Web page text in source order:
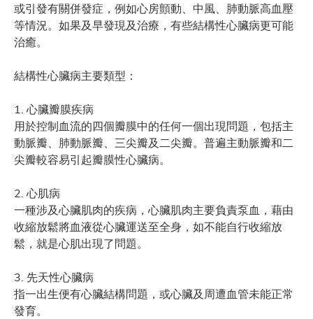
或引發有關併發症，例如心房顫動、中風、肺動脈高血壓
等情況。如果及早發現及治療，有些結構性心臟病更可能
治癒。
️‍結構性心臟病主要類型：
1. 心臟瓣膜疾病
用於控制血流的四個瓣膜中的任何一個出現問題，包括主
動脈瓣、肺動脈瓣、三尖瓣及二尖瓣。普遍主動脈瓣和二
尖瓣較容易引起瓣膜性心臟病。
2. 心肌病
一種涉及心臟肌肉的疾病，心臟肌肉主要負責泵血，藉由
收縮放鬆將血液從心臟運送至全身，如不能自行收縮放
鬆，就是心肌出現了問題。
3. 先天性心臟病
指一出生便有心臟結構問題，或心臟及周遭血管未能正常
發育。